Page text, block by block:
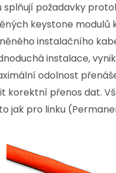
požadavky
keystone
instalačního
instalace,
odolnost
korektní přenos dat.
jak pro linku